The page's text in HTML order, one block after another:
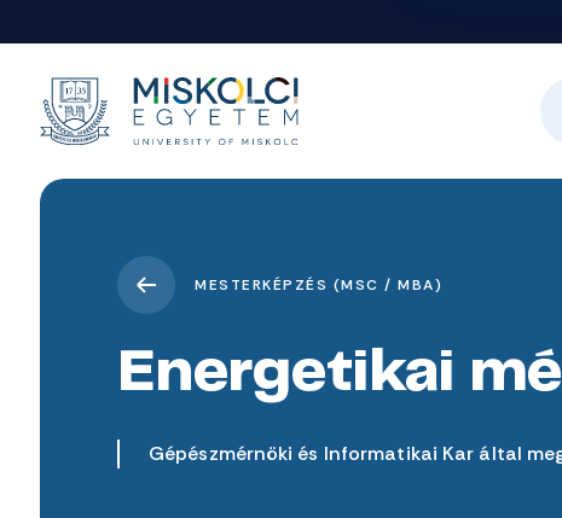
MESTERKÉPZÉS (MSC / MBA)
Energetikai
Gépészmérnöki és Informatikai Kar által